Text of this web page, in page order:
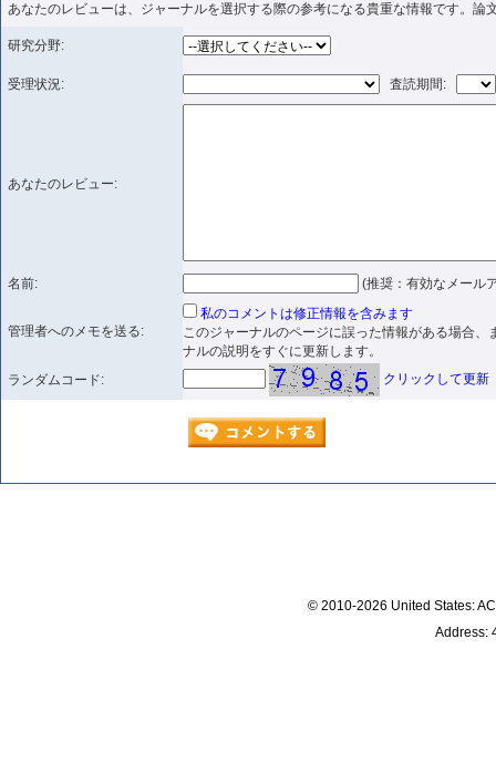
あなたのレビューは、ジャーナルを選択する際の参考になる貴重な情報です。論
研究分野:
受理状況: 査読期間:
あなたのレビュー:
名前: (推奨：有効なメール
管理者へのメモを送る:
私のコメントは修正情報を含みます
このジャーナルのページに誤った情報がある場合
ナルの説明をすぐに更新します。
ランダムコード:
クリックして更新
© 2010-2026 United States:
Address: